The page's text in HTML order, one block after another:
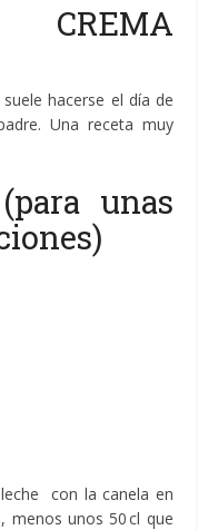
hacerse el día de
Una receta muy
unas
con la canela en
menos unos 50 cl que